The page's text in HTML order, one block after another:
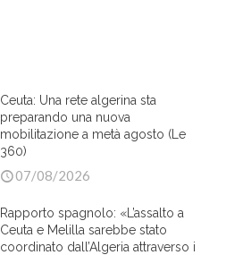
Ceuta: Una rete algerina sta
preparando una nuova
mobilitazione a metà agosto (Le
360)
07/08/2026
Rapporto spagnolo: «L’assalto a
Ceuta e Melilla sarebbe stato
coordinato dall’Algeria attraverso i